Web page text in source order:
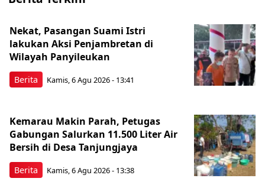
Berita
Nekat, Pasangan Suami Istri
lakukan Aksi Penjambretan di
Wilayah Panyileukan
Kamis, 6 Agu 2026 - 13:41
Berita
Kemarau Makin Parah, Petugas
Gabungan Salurkan 11.500 Liter Air
Bersih di Desa Tanjungjaya
Kamis, 6 Agu 2026 - 13:38